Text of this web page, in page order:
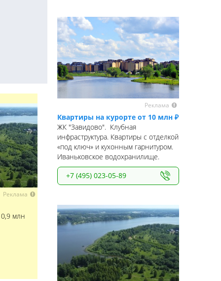
Реклама
млн
Реклама
Квартиры на курорте от 10 млн ₽
ЖК "Завидово". Клубная
инфраструктура. Квартиры с отделкой
«под ключ» и кухонным гарнитуром.
Иваньковское водохранилище.
+7 (495) 023-05-89